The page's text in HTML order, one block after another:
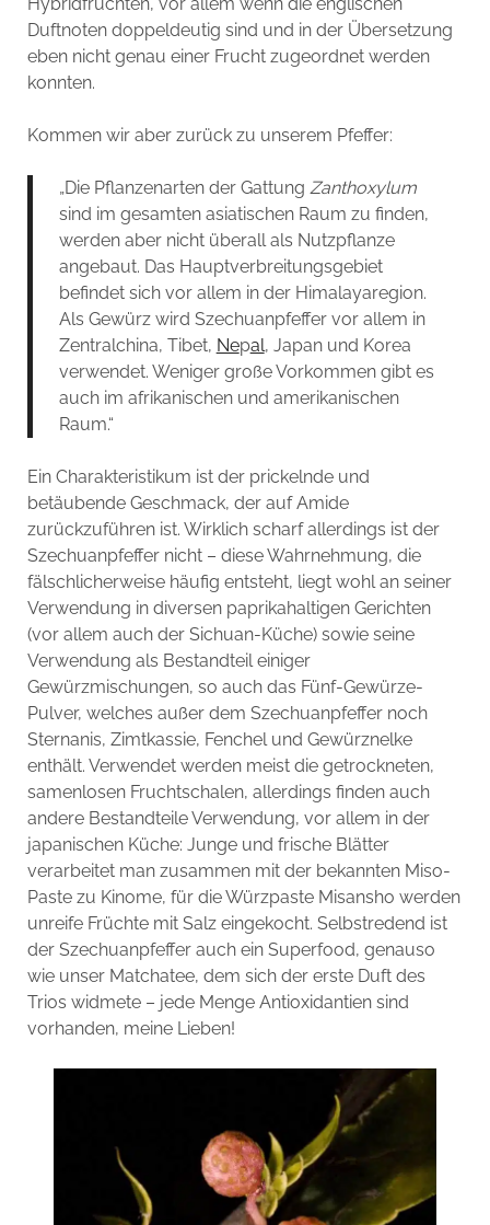
Duftnoten doppeldeutig sind und in der Übersetzung
eben nicht genau einer Frucht zugeordnet werden
konnten.
Kommen wir aber zurück zu unserem Pfeffer:
„Die Pflanzenarten der Gattung Zanthoxylum
sind im gesamten asiatischen Raum zu finden,
werden aber nicht überall als Nutzpflanze
angebaut. Das Hauptverbreitungsgebiet
befindet sich vor allem in der Himalayaregion.
Als Gewürz wird Szechuanpfeffer vor allem in
Zentralchina, Tibet, Nepal, Japan und Korea
verwendet. Weniger große Vorkommen gibt es
auch im afrikanischen und amerikanischen
Raum.“
Ein Charakteristikum ist der prickelnde und
betäubende Geschmack, der auf Amide
zurückzuführen ist. Wirklich scharf allerdings ist der
Szechuanpfeffer nicht – diese Wahrnehmung, die
fälschlicherweise häufig entsteht, liegt wohl an seiner
Verwendung in diversen paprikahaltigen Gerichten
(vor allem auch der Sichuan-Küche) sowie seine
Verwendung als Bestandteil einiger
Gewürzmischungen, so auch das Fünf-Gewürze-
Pulver, welches außer dem Szechuanpfeffer noch
Sternanis, Zimtkassie, Fenchel und Gewürznelke
enthält. Verwendet werden meist die getrockneten,
samenlosen Fruchtschalen, allerdings finden auch
andere Bestandteile Verwendung, vor allem in der
japanischen Küche: Junge und frische Blätter
verarbeitet man zusammen mit der bekannten Miso-
Paste zu Kinome, für die Würzpaste Misansho werden
unreife Früchte mit Salz eingekocht. Selbstredend ist
der Szechuanpfeffer auch ein Superfood, genauso
wie unser Matchatee, dem sich der erste Duft des
Trios widmete – jede Menge Antioxidantien sind
vorhanden, meine Lieben!